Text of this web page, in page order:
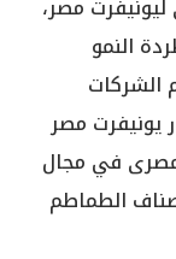
مصر،
النمو
الشركات
يونيفرت مصر
في مجال
الطماطم